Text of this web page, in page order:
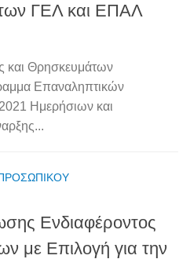
ΓΕΛ και ΕΠΑΛ
και Θρησκευμάτων
Επαναληπτικών
Ημερήσιων και
Ενδιαφέροντος
με Επιλογή για την